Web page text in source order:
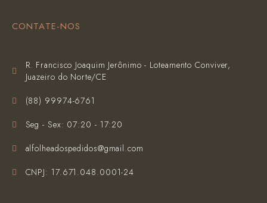
CONTATE-NOS
R. Francisco Joaquim Jerônimo - Loteamento Conviver,
Juazeiro do Norte/CE
(‪88) 99974-6761‬
Seg - Sex: 07:20 - 17:20
alfolheadospedidos@gmail.com
CNPJ: 17.671.048.0001-24